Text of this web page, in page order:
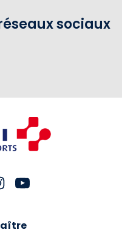
sociaux